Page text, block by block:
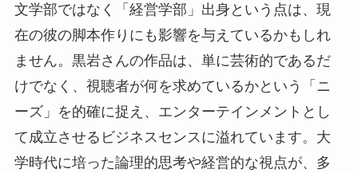
文学部ではなく「経営学部」出身という点は、現
在の彼の脚本作りにも影響を与えているかもしれ
ません。黒岩さんの作品は、単に芸術的であるだ
けでなく、視聴者が何を求めているかという「ニ
ーズ」を的確に捉え、エンターテインメントとし
て成立させるビジネスセンスに溢れています。大
学時代に培った論理的思考や経営的な視点が、多